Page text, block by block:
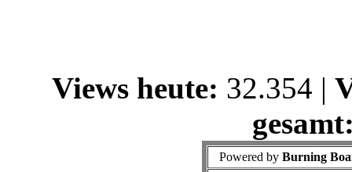
Views heute: 32.354 |
Powered by Burning